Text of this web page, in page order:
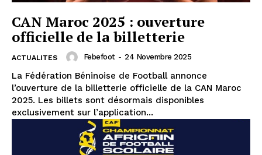
CAN Maroc 2025 : ouverture
officielle de la billetterie
ACTUALITES Febefoot - 24 Novembre 2025
La Fédération Béninoise de Football annonce
l’ouverture de la billetterie officielle de la CAN Maroc
2025. Les billets sont désormais disponibles
exclusivement sur l’application...